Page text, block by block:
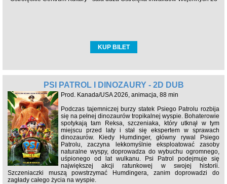
KUP BILET
PSI PATROL I DINOZAURY - 2D DUB
Prod. Kanada/USA 2026, animacja, 88 min
Podczas tajemniczej burzy statek Psiego Patrolu rozbija
się na pełnej dinozaurów tropikalnej wyspie. Bohaterowie
spotykają tam Reksa, szczeniaka, który utknął w tym
miejscu przed laty i stał się ekspertem w sprawach
dinozaurów. Kiedy Humdinger, główny rywal Psiego
Patrolu, zaczyna lekkomyślnie eksploatować zasoby
naturalne wyspy, doprowadza do wybuchu ogromnego,
uśpionego od lat wulkanu. Psi Patrol podejmuje się
największej akcji ratunkowej w swojej historii.
Szczeniaczki muszą powstrzymać Humdingera, zanim doprowadzi do
zagłady całego życia na wyspie.